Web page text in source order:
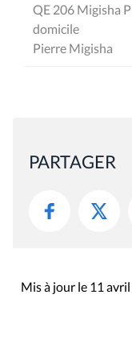
QE 206 Migisha
domicile
Pierre Migisha
PARTAGER
Mis à jour le 11